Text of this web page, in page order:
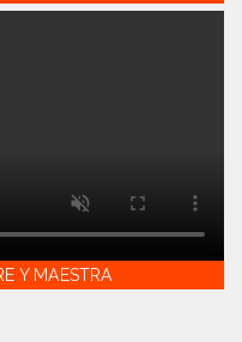
Y MAESTRA